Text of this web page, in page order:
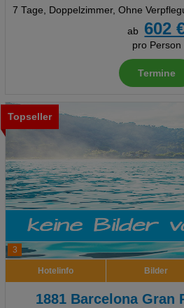
7 Tage, Doppelzimmer, Ohne
ab
602
pro Person
Termine
3
Topseller
Hotelinfo Bilder
1881 Barcelona Gran